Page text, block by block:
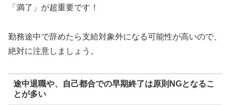
「満了」が超重要です！
勤務途中で辞めたら支給対象外になる可能性が高いので、
絶対に注意しましょう。
途中退職や、自己都合での早期終了は原則NGとなるこ
とが多い